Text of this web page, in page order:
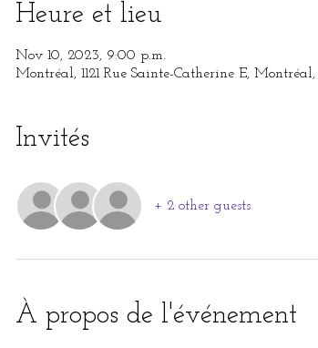
Heure et lieu
Nov 10, 2023, 9:00 p.m.
Montréal, 1121 Rue Sainte-Catherine E,
Invités
+ 2 other guests
À propos de l'événement